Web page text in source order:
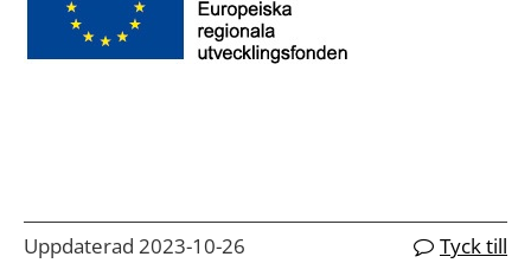
Uppdaterad 2023-10-26 Tyck till